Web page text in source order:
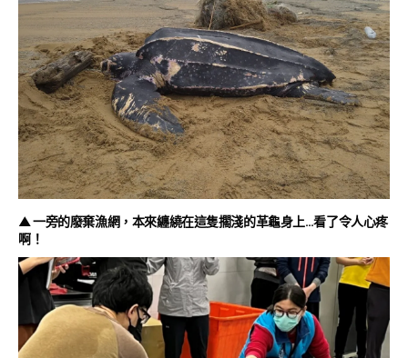
▲ 一旁的廢棄漁網，本來纏繞在這隻擱淺的革龜身上…看了令人心疼
啊！